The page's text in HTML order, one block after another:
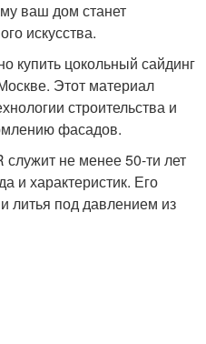
ваш дом станет
искусства.
купить цокольный сайдинг
Этот материал
строительства и
фасадов.
не менее 50-ти лет
и характеристик. Его
литья под давлением из